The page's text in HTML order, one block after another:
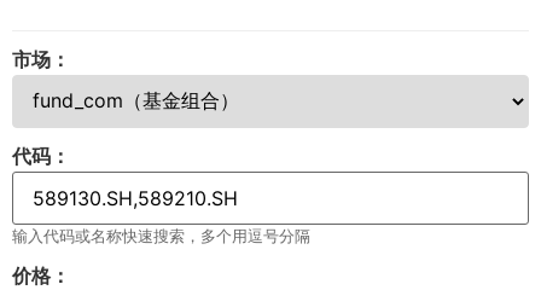
市场：
代码：
输入代码或名称快速搜索，多个用逗号分隔
价格：